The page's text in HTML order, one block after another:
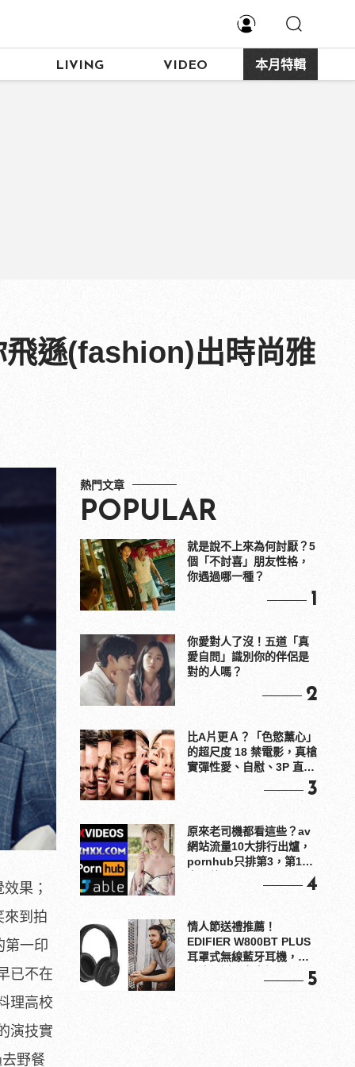
LIVING VIDEO 本月特輯
飛遜(fashion)出時尚雅
果；
來到拍
第一印
已不在
理高校
演技實
野餐
熱門文章
POPULAR
就是說不上來為何討厭？5
個「不討喜」朋友性格，
你遇過哪一種？
1
你愛對人了沒！五道「真
愛自問」識別你的伴侶是
對的人嗎？
2
比A片更Ａ？「色慾薰心」
的超尺度 18 禁電影，真槍
實彈性愛、自慰、3P 直接
3
原來老司機都看這些？av
網站流量10大排行出爐，
pornhub只排第3，第1名
4
情人節送禮推薦！
EDIFIER W800BT PLUS
耳罩式無線藍牙耳機，在
5